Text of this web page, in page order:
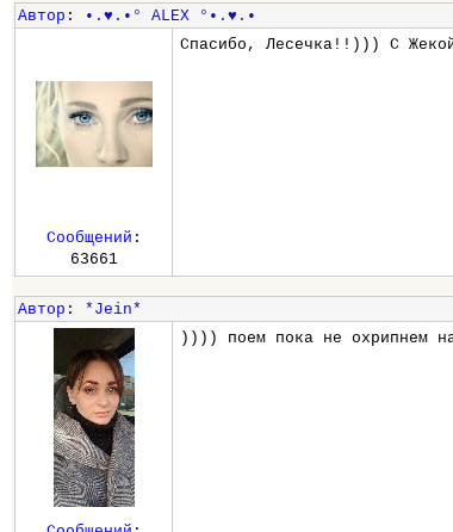
Автор :
•.♥.•° ALEX °•.♥.•
Спасибо, Лесечка!!))) С
Сообщений :
63661
Автор : *Jein*
)))) поем пока не охрипнем